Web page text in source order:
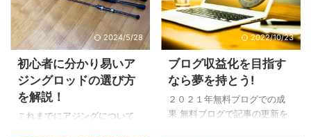
2024/5/28
初心者に分かり易いア
ジングロッドの選び方
を解説！
これまでにアジングについて
2022/10/23
ブログ収益化を目指す
なら夢を持とう!
２０２１年無料ブログでの成
果 無料ブログで記事の更新を